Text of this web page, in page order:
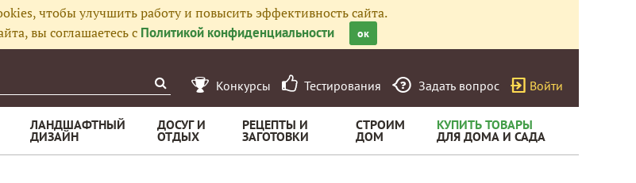
чтобы улучшить работу и повысить эффективность сайта.
вы соглашаетесь с Политикой конфиденциальности ок
Конкурсы Тестирования Задать вопрос Войти
ЛАНДШАФТНЫЙ
ДИЗАЙН
ДОСУГ И
ОТДЫХ
РЕЦЕПТЫ И
ЗАГОТОВКИ
СТРОИМ
ДОМ
КУПИТЬ ТОВАРЫ
ДЛЯ ДОМА И САДА